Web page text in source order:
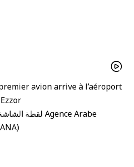
avion arrive à l’aéroport